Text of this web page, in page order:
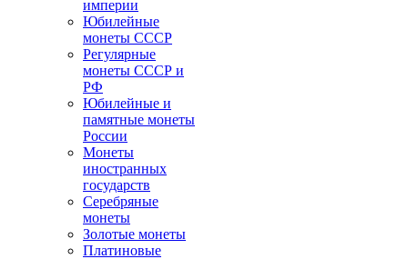
империи
Юбилейные
монеты СССР
Регулярные
монеты СССР и
РФ
Юбилейные и
памятные монеты
России
Монеты
иностранных
государств
Серебряные
монеты
Золотые монеты
Платиновые